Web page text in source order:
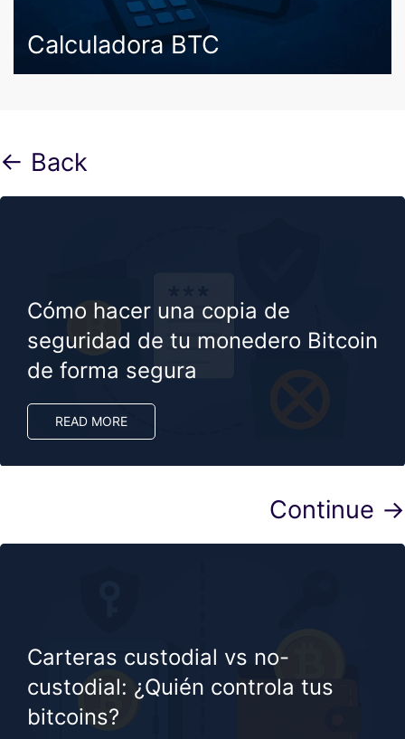
Calculadora BTC
← Back
Cómo hacer una copia de
seguridad de tu monedero Bitcoin
de forma segura
READ MORE
Continue →
Carteras custodial vs no-
custodial: ¿Quién controla tus
bitcoins?